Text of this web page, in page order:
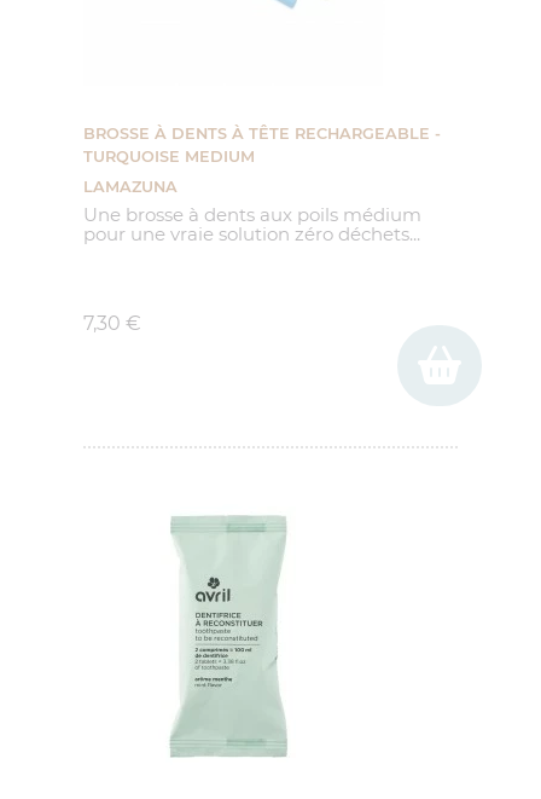
(2 avis)
BROSSE À DENTS À TÊTE RECHARGEABLE -
TURQUOISE MEDIUM
LAMAZUNA
Une brosse à dents aux poils médium
pour une vraie solution zéro déchets...
7,30 €